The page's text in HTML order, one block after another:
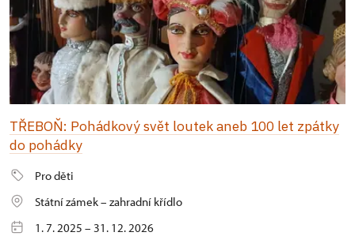
TŘEBOŇ: Pohádkový svět loutek aneb 100 let zpátky
do pohádky
Pro děti
Státní zámek – zahradní křídlo
1. 7. 2025 – 31. 12. 2026